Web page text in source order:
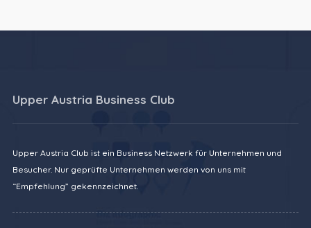
Upper Austria Business Club
Upper Austria Club ist ein Business Netzwerk für Unternehmen und
Besucher. Nur geprüfte Unternehmen werden von uns mit
“Empfehlung” gekennzeichnet.